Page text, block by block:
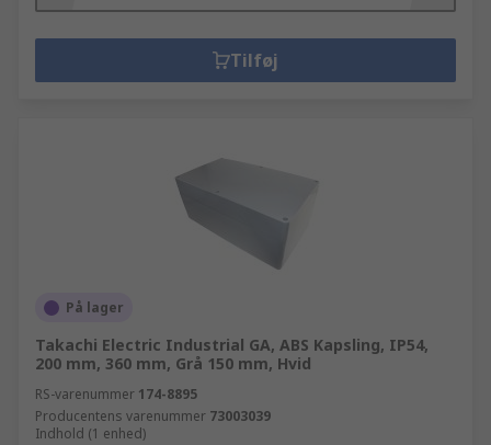
Tilføj
På lager
Takachi Electric Industrial GA, ABS Kapsling, IP54,
200 mm, 360 mm, Grå 150 mm, Hvid
RS-varenummer 174-8895
Producentens varenummer 73003039
Indhold (1 enhed)